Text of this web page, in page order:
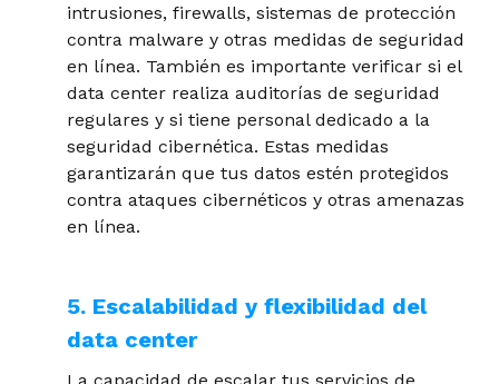
intrusiones, firewalls, sistemas de protección
contra malware y otras medidas de seguridad
en línea. También es importante verificar si el
data center realiza auditorías de seguridad
regulares y si tiene personal dedicado a la
seguridad cibernética. Estas medidas
garantizarán que tus datos estén protegidos
contra ataques cibernéticos y otras amenazas
en línea.
5. Escalabilidad y flexibilidad del
data center